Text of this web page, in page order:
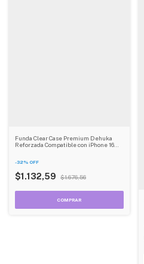
Funda Clear Case Premium Dehuka
Reforzada Compatible con iPhone 16
-32% OFF
$1.132,59 $1.676,56